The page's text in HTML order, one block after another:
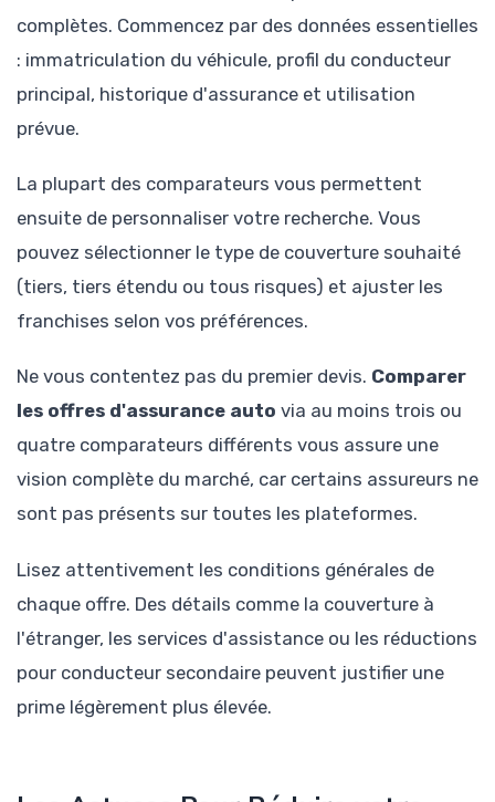
complètes. Commencez par des données essentielles
: immatriculation du véhicule, profil du conducteur
principal, historique d'assurance et utilisation
prévue.
La plupart des comparateurs vous permettent
ensuite de personnaliser votre recherche. Vous
pouvez sélectionner le type de couverture souhaité
(tiers, tiers étendu ou tous risques) et ajuster les
franchises selon vos préférences.
Ne vous contentez pas du premier devis. Comparer
les offres d'assurance auto via au moins trois ou
quatre comparateurs différents vous assure une
vision complète du marché, car certains assureurs ne
sont pas présents sur toutes les plateformes.
Lisez attentivement les conditions générales de
chaque offre. Des détails comme la couverture à
l'étranger, les services d'assistance ou les réductions
pour conducteur secondaire peuvent justifier une
prime légèrement plus élevée.